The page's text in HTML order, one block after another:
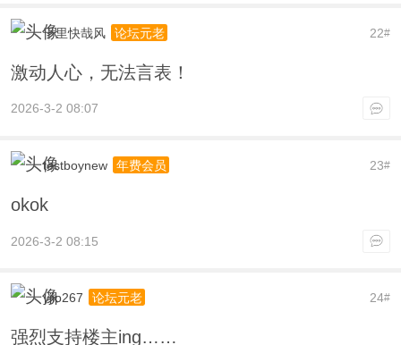
22#
千里快哉风 论坛元老
激动人心，无法言表！
2026-3-2 08:07
23#
testboynew 年费会员
okok
2026-3-2 08:15
24#
yjip267 论坛元老
强烈支持楼主ing……